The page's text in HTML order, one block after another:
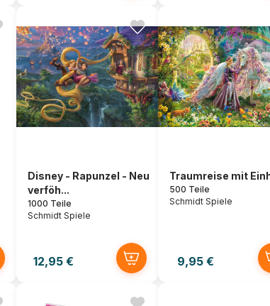
Disney - Rapunzel - Neu
verföh...
1000 Teile
Schmidt Spiele
12,95 €
Traumreise mit
500 Teile
Schmidt Spiele
9,95 €